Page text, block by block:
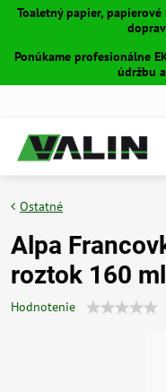
Toaletný papier,
Ponúkame profesionálne
údržbu
Ostatné
Alpa
roztok 160 ml
Hodnotenie